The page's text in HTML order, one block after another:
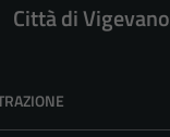
Città di Vigevano